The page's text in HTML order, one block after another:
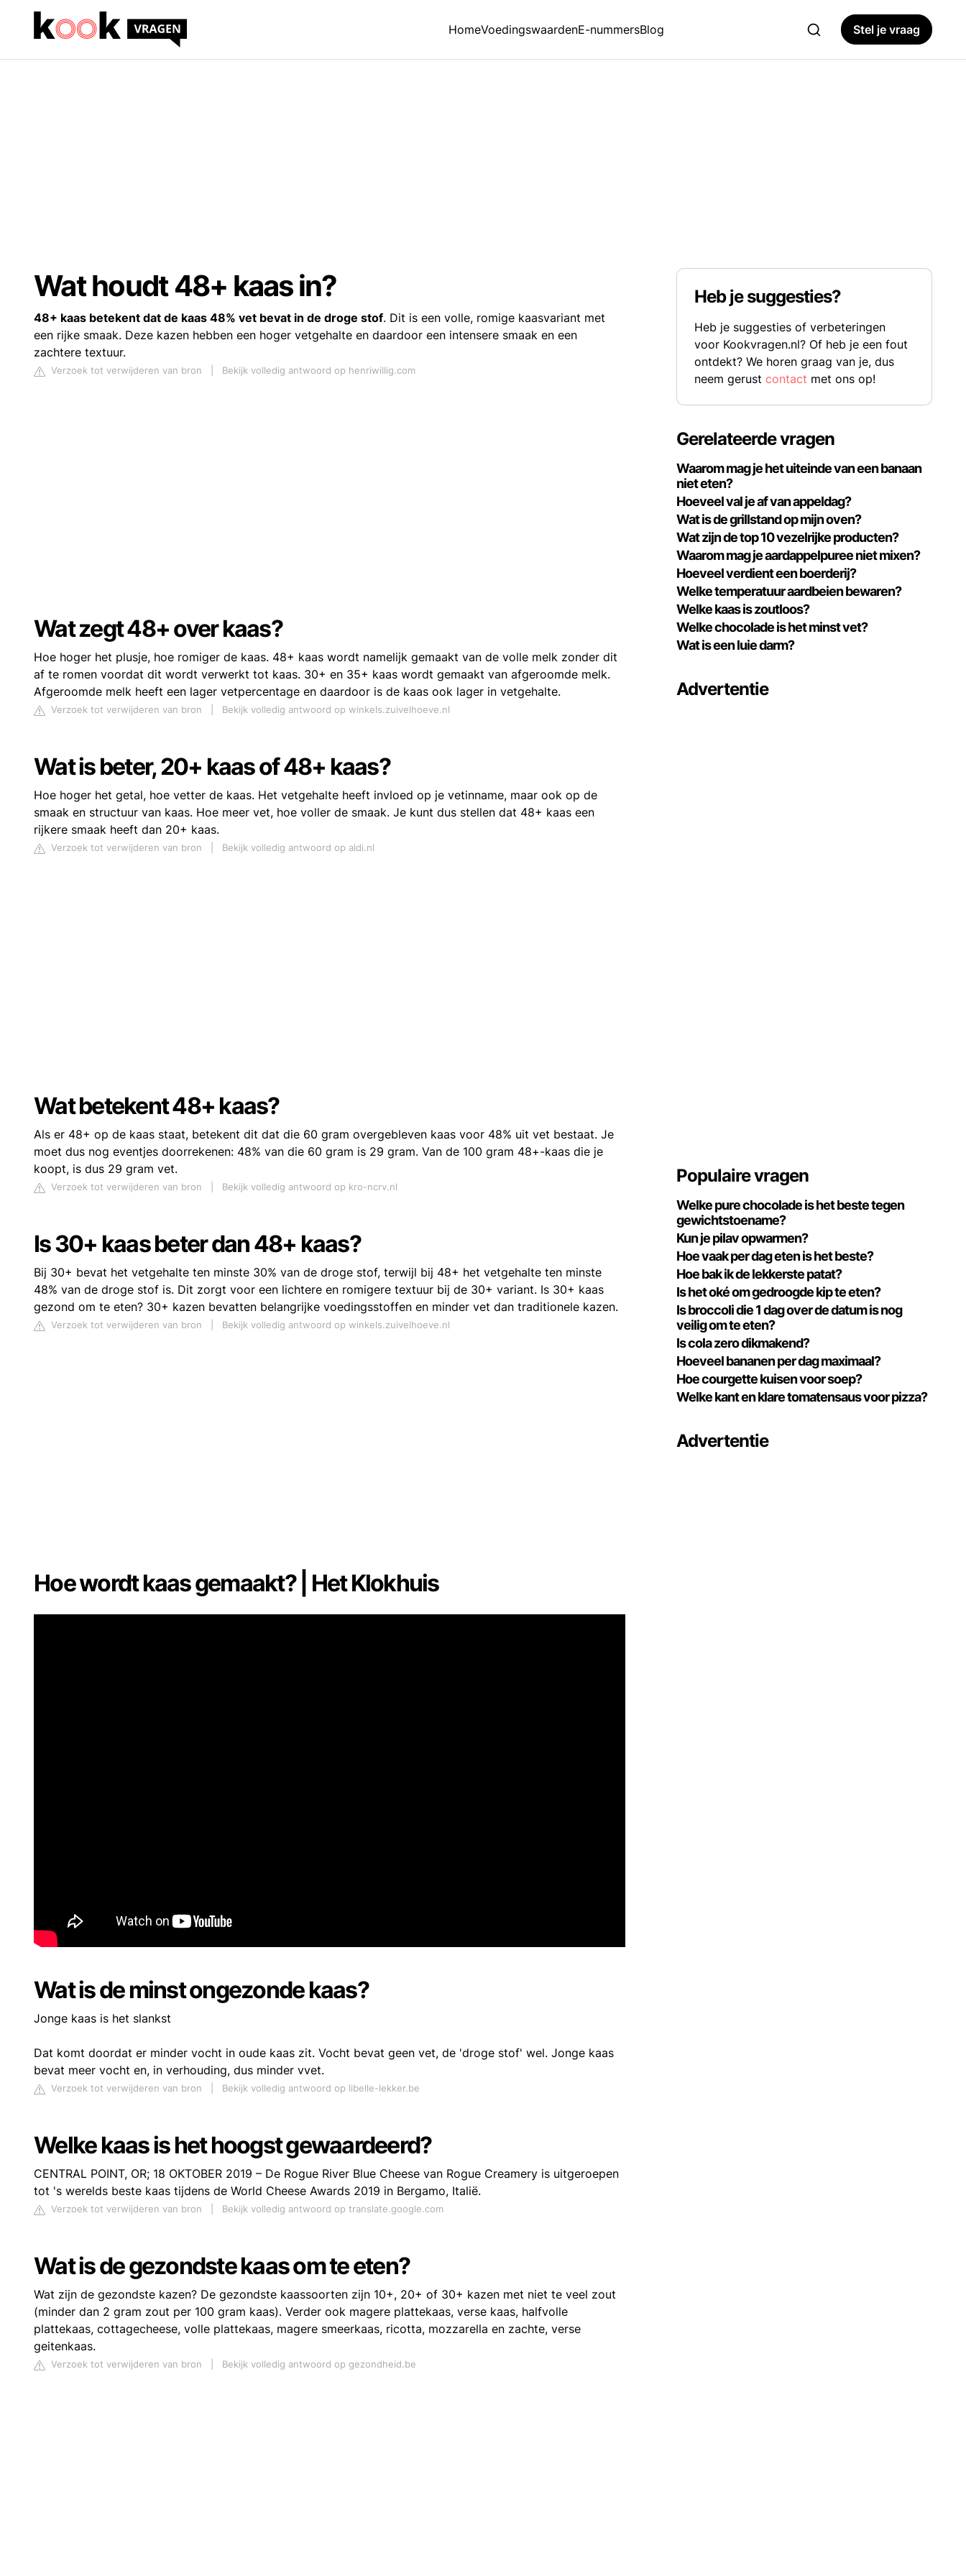
HomeVoedingswaardenE-nummersBlog Stel je vraag
Wat houdt 48+ kaas in?
48+ kaas betekent dat de kaas 48% vet bevat in de droge stof. Dit is een volle, romige kaasvariant met
een rijke smaak. Deze kazen hebben een hoger vetgehalte en daardoor een intensere smaak en een
zachtere textuur.
Verzoek tot verwijderen van bron Bekijk volledig antwoord op henriwillig.com
Wat zegt 48+ over kaas?
Hoe hoger het plusje, hoe romiger de kaas. 48+ kaas wordt namelijk gemaakt van de volle melk zonder dit
af te romen voordat dit wordt verwerkt tot kaas. 30+ en 35+ kaas wordt gemaakt van afgeroomde melk.
Afgeroomde melk heeft een lager vetpercentage en daardoor is de kaas ook lager in vetgehalte.
Verzoek tot verwijderen van bron Bekijk volledig antwoord op winkels.zuivelhoeve.nl
Wat is beter, 20+ kaas of 48+ kaas?
Hoe hoger het getal, hoe vetter de kaas. Het vetgehalte heeft invloed op je vetinname, maar ook op de
smaak en structuur van kaas. Hoe meer vet, hoe voller de smaak. Je kunt dus stellen dat 48+ kaas een
rijkere smaak heeft dan 20+ kaas.
Verzoek tot verwijderen van bron Bekijk volledig antwoord op aldi.nl
Wat betekent 48+ kaas?
Als er 48+ op de kaas staat, betekent dit dat die 60 gram overgebleven kaas voor 48% uit vet bestaat. Je
moet dus nog eventjes doorrekenen: 48% van die 60 gram is 29 gram. Van de 100 gram 48+-kaas die je
koopt, is dus 29 gram vet.
Verzoek tot verwijderen van bron Bekijk volledig antwoord op kro-ncrv.nl
Is 30+ kaas beter dan 48+ kaas?
Bij 30+ bevat het vetgehalte ten minste 30% van de droge stof, terwijl bij 48+ het vetgehalte ten minste
48% van de droge stof is. Dit zorgt voor een lichtere en romigere textuur bij de 30+ variant. Is 30+ kaas
gezond om te eten? 30+ kazen bevatten belangrijke voedingsstoffen en minder vet dan traditionele kazen.
Verzoek tot verwijderen van bron Bekijk volledig antwoord op winkels.zuivelhoeve.nl
Hoe wordt kaas gemaakt? | Het Klokhuis
Wat is de minst ongezonde kaas?
Jonge kaas is het slankst
Dat komt doordat er minder vocht in oude kaas zit. Vocht bevat geen vet, de 'droge stof' wel. Jonge kaas
bevat meer vocht en, in verhouding, dus minder vvet.
Verzoek tot verwijderen van bron Bekijk volledig antwoord op libelle-lekker.be
Welke kaas is het hoogst gewaardeerd?
CENTRAL POINT, OR; 18 OKTOBER 2019 – De Rogue River Blue Cheese van Rogue Creamery is uitgeroepen
tot 's werelds beste kaas tijdens de World Cheese Awards 2019 in Bergamo, Italië.
Verzoek tot verwijderen van bron Bekijk volledig antwoord op translate.google.com
Wat is de gezondste kaas om te eten?
Wat zijn de gezondste kazen? De gezondste kaassoorten zijn 10+, 20+ of 30+ kazen met niet te veel zout
(minder dan 2 gram zout per 100 gram kaas). Verder ook magere plattekaas, verse kaas, halfvolle
plattekaas, cottagecheese, volle plattekaas, magere smeerkaas, ricotta, mozzarella en zachte, verse
geitenkaas.
Verzoek tot verwijderen van bron Bekijk volledig antwoord op gezondheid.be
Heb je suggesties?
Heb je suggesties of verbeteringen
voor Kookvragen.nl? Of heb je een fout
ontdekt? We horen graag van je, dus
neem gerustcontact met ons op!
Gerelateerde vragen
Waarom mag je het uiteinde van een banaan
niet eten?
Hoeveel val je af van appeldag?
Wat is de grillstand op mijn oven?
Wat zijn de top 10 vezelrijke producten?
Waarom mag je aardappelpuree niet mixen?
Hoeveel verdient een boerderij?
Welke temperatuur aardbeien bewaren?
Welke kaas is zoutloos?
Welke chocolade is het minst vet?
Wat is een luie darm?
Advertentie
Populaire vragen
Welke pure chocolade is het beste tegen
gewichtstoename?
Kun je pilav opwarmen?
Hoe vaak per dag eten is het beste?
Hoe bak ik de lekkerste patat?
Is het oké om gedroogde kip te eten?
Is broccoli die 1 dag over de datum is nog
veilig om te eten?
Is cola zero dikmakend?
Hoeveel bananen per dag maximaal?
Hoe courgette kuisen voor soep?
Welke kant en klare tomatensaus voor pizza?
Advertentie